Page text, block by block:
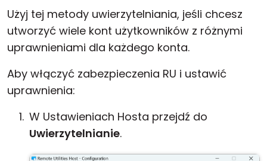
Użyj tej metody uwierzytelniania, jeśli chcesz
utworzyć wiele kont użytkowników z różnymi
uprawnieniami dla każdego konta.
Aby włączyć zabezpieczenia RU i ustawić
uprawnienia:
W Ustawieniach Hosta przejdź do
Uwierzytelnianie.